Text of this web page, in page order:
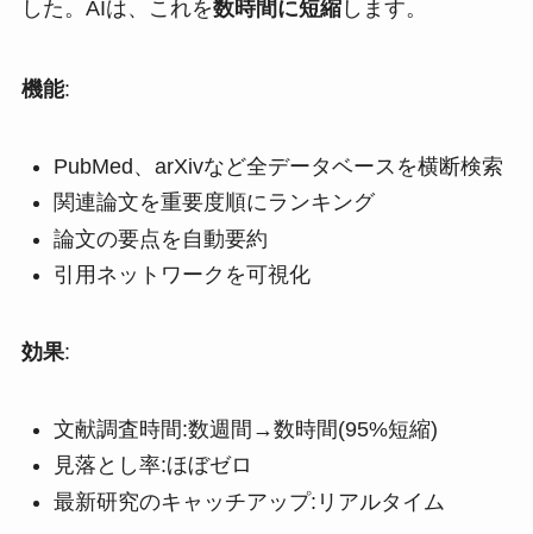
した。AIは、これを数時間に短縮します。
機能:
PubMed、arXivなど全データベースを横断検索
関連論文を重要度順にランキング
論文の要点を自動要約
引用ネットワークを可視化
効果:
文献調査時間:数週間→数時間(95%短縮)
見落とし率:ほぼゼロ
最新研究のキャッチアップ:リアルタイム